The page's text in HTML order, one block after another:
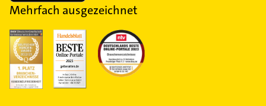
Mehrfach ausgezeichnet